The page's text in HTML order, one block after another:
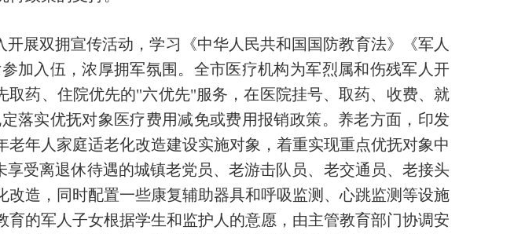
开展双拥宣传活动，学习《中华人民共和国国防教育法》《军人
加入伍，浓厚拥军氛围。全市医疗机构为军烈属和伤残军人开
药、住院优先的"六优先"服务，在医院挂号、取药、收费、就
落实优抚对象医疗费用减免或费用报销政策。养老方面，印发
老年人家庭适老化改造建设实施对象，着重实现重点优抚对象中
受离退休待遇的城镇老党员、老游击队员、老交通员、老接头
造，同时配置一些康复辅助器具和呼吸监测、心跳监测等设施
的军人子女根据学生和监护人的意愿，由主管教育部门协调安